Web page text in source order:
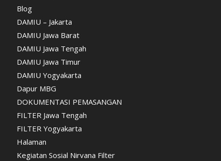
Blog
DAMIU – Jakarta
DAMIU Jawa Barat
DAMIU Jawa Tengah
DAMIU Jawa Timur
DAMIU Yogyakarta
Dapur MBG
DOKUMENTASI PEMASANGAN
FILTER Jawa Tengah
FILTER Yogyakarta
Halaman
Kegiatan Sosial Nirvana Filter